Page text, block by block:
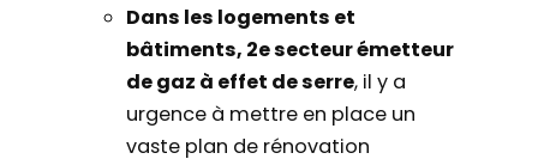
Dans les logements et
bâtiments, 2e secteur émetteur
de gaz à effet de serre, il y a
urgence à mettre en place un
vaste plan de rénovation